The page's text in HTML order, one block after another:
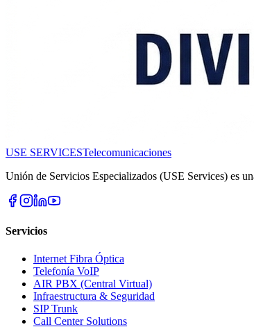
USE SERVICESTelecomunicaciones
Unión de Servicios Especializados (USE Services) es
Servicios
Internet Fibra Óptica
Telefonía VoIP
AIR PBX (Central Virtual)
Infraestructura & Seguridad
SIP Trunk
Call Center Solutions